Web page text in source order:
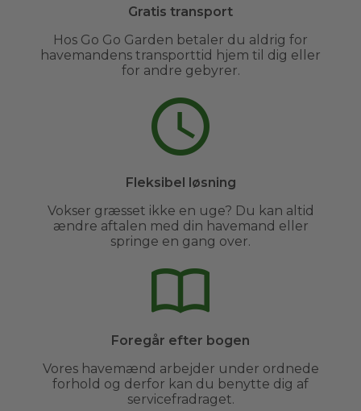
Gratis transport
Hos Go Go Garden betaler du aldrig for
havemandens transporttid hjem til dig eller
for andre gebyrer.
Fleksibel løsning
Vokser græsset ikke en uge? Du kan altid
ændre aftalen med din havemand eller
springe en gang over.
Foregår efter bogen
Vores havemænd arbejder under ordnede
forhold og derfor kan du benytte dig af
servicefradraget.